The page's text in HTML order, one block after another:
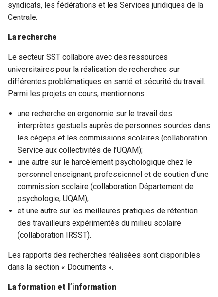
syndicats, les fédérations et les Services juridiques de la
Centrale.
La recherche
Le secteur SST collabore avec des ressources
universitaires pour la réalisation de recherches sur
différentes problématiques en santé et sécurité du travail.
Parmi les projets en cours, mentionnons :
une recherche en ergonomie sur le travail des
interprètes gestuels auprès de personnes sourdes dans
les cégeps et les commissions scolaires (collaboration
Service aux collectivités de l’UQAM);
une autre sur le harcèlement psychologique chez le
personnel enseignant, professionnel et de soutien d’une
commission scolaire (collaboration Département de
psychologie, UQAM);
et une autre sur les meilleures pratiques de rétention
des travailleurs expérimentés du milieu scolaire
(collaboration IRSST).
Les rapports des recherches réalisées sont disponibles
dans la section « Documents ».
La formation et l’information